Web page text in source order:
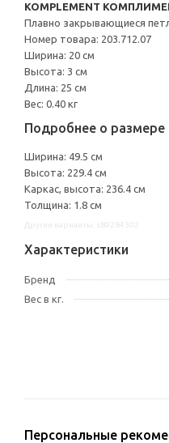
KOMPLEMENT
Плавно закрывающиеся
Номер товара: 203.712.07
Ширина: 20 см
Высота: 3 см
Длина: 25 см
Вес: 0.40 кг
Подробнее о размере
Ширина: 49.5 см
Высота: 229.4 см
Каркас, высота: 236.4 см
Толщина: 1.8 см
Характеристики
Бренд
Вес в кг.
Персональные